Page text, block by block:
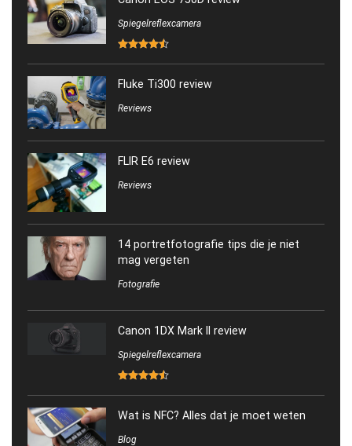
Spiegelreflexcamera
Fluke Ti300 review
Reviews
FLIR E6 review
Reviews
14 portretfotografie tips die je niet
mag vergeten
Fotografie
Canon 1DX Mark II review
Spiegelreflexcamera
Wat is NFC? Alles dat je moet weten
Blog